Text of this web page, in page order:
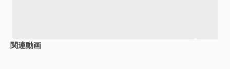
関連動画